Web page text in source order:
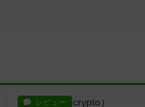
レビュー